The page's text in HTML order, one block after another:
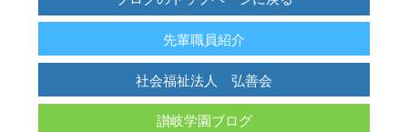
先輩職員紹介
社会福祉法人 弘善会
讃岐学園ブログ